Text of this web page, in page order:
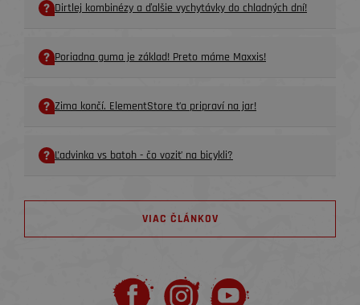
Dirtlej kombinézy a ďalšie vychytávky do chladných dní!
Poriadna guma je základ! Preto máme Maxxis!
Zima končí. ElementStore ťa pripraví na jar!
Ľadvinka vs batoh - čo voziť na bicykli?
VIAC ČLÁNKOV